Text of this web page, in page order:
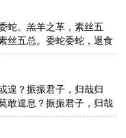
蛇。羔羊之革，素丝五
丝五总。委蛇委蛇，退食
遑？振振君子，归哉归
敢遑息？振振君子，归哉
莫或遑处？振振君子，归